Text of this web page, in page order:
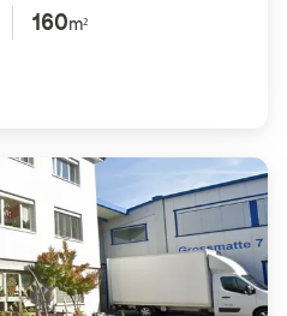
160m²